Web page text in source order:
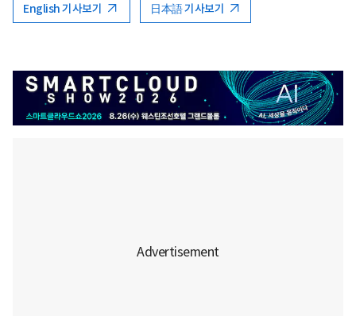
English 기사보기 日本語 기사보기